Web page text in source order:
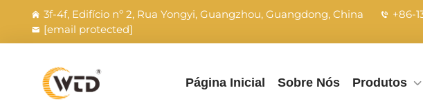
3f-4f, Edifício nº 2, Rua Yongyi, Guangzhou, Guangdong, China
+86-
[email protected]
Página Inicial Sobre Nós Produtos